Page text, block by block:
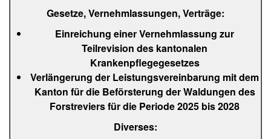
Gesetze, Vernehmlassungen, Verträge:
Einreichung einer Vernehmlassung zur
Teilrevision des kantonalen
Krankenpflegegesetzes
Verlängerung der Leistungsvereinbarung mit dem
Kanton für die Beförsterung der Waldungen des
Forstreviers für die Periode 2025 bis 2028
Diverses: